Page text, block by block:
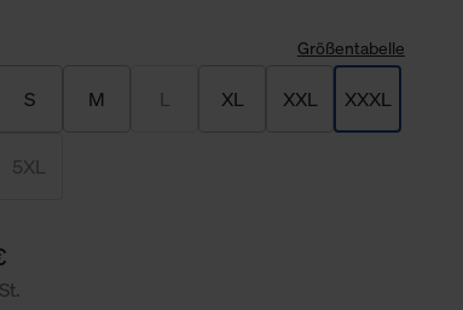
Größentabelle
S M L XL XXL XXXL
5XL